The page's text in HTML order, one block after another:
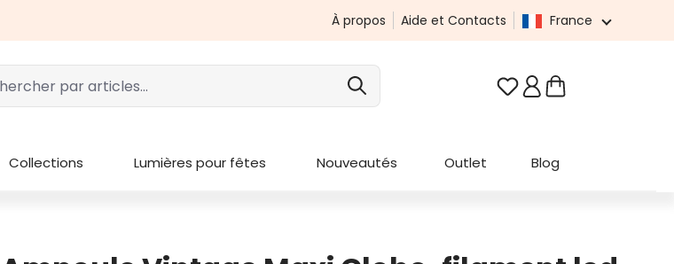
À propos Aide et Contacts France
Vous avez 0 articles
Collections Lumières pour fêtes Nouveautés Outlet Blog